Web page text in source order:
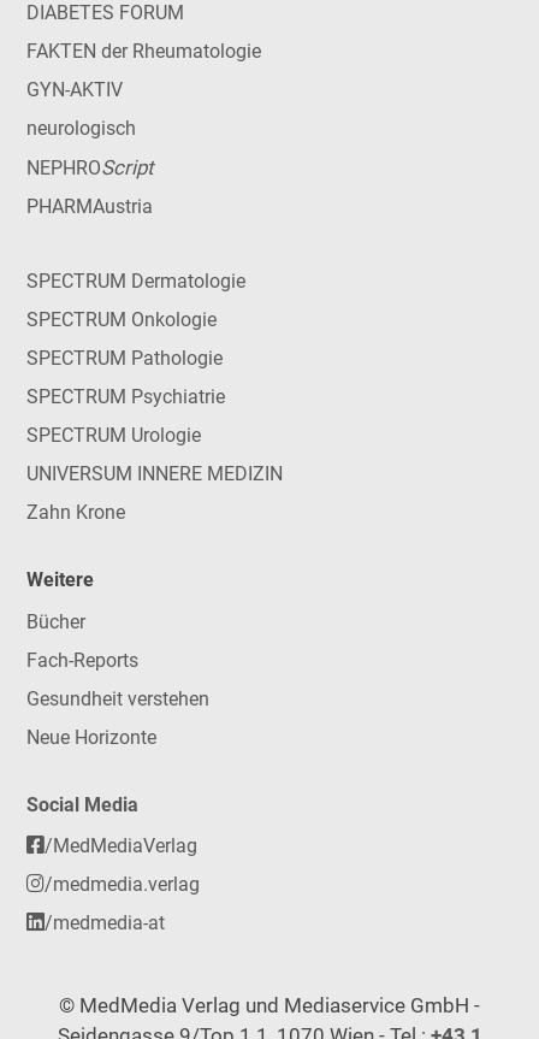
DIABETES FORUM
FAKTEN der Rheumatologie
GYN-AKTIV
neurologisch
NEPHROScript
PHARMAustria
SPECTRUM Dermatologie
SPECTRUM Onkologie
SPECTRUM Pathologie
SPECTRUM Psychiatrie
SPECTRUM Urologie
UNIVERSUM INNERE MEDIZIN
Zahn Krone
Weitere
Bücher
Fach-Reports
Gesundheit verstehen
Neue Horizonte
Social Media
/MedMediaVerlag
/medmedia.verlag
/medmedia-at
© MedMedia Verlag und Mediaservice GmbH -